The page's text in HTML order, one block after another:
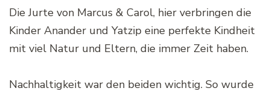
Die Jurte von Marcus & Carol, hier verbringen die
Kinder Anander und Yatzip eine perfekte Kindheit
mit viel Natur und Eltern, die immer Zeit haben.
Nachhaltigkeit war den beiden wichtig. So wurde